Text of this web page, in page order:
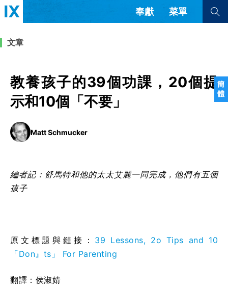
簡
體
奉獻 菜單
來信
教會帶領
團契生活與禱告
查看全部
查看全部
烏茲別克語
达里语
波斯語
法語
文章
教養孩子的39個功課，20個提
示和10個「不要」
Matt Schmucker
編者記 ： 舒馬特和他的太太艾麗一同完成，他們有五個
孩子
原文標題與鏈接： 39 Lessons, 2o Tips and 10
「Don』ts」 For Parenting
翻譯：侯淑婧